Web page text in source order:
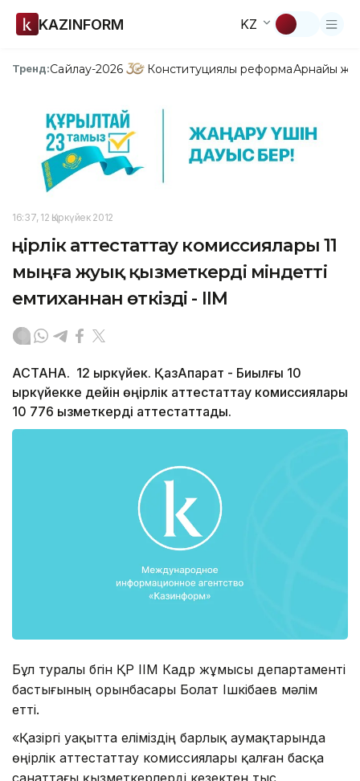
KAZINFORM KZ
Тренд:Сайлау-2026 Конституциялық реформаАрнайы
16:37, 12 Қыркүйек 2012
Өңірлік аттестаттау комиссиялары 11
мыңға жуық қызметкерді міндетті
емтиханнан өткізді - ІІМ
АСТАНА. 12 қыркүйек. ҚазАқпарат - Биылғы 10
қыркүйекке дейін өңірлік аттестаттау комиссиялары
10 776 қызметкерді аттестаттады.
Бұл туралы бүгін ҚР ІІМ Кадр жұмысы департаменті
бастығының орынбасары Болат Ішкібаев мәлім
етті.
«Қазіргі уақытта еліміздің барлық аумақтарында
өңірлік аттестаттау комиссиялары қалған басқа
санаттағы қызметкерлерді кезектен тыс